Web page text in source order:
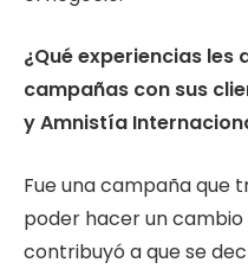
¿Qué experiencias les
campañas con sus
y Amnistía
Fue una campaña que
poder hacer un cambio
contribuyó a que se